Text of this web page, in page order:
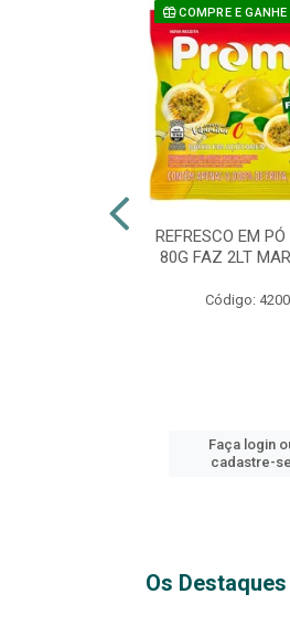
COMPRE E GANHE
REFRESCO EM
80G FAZ 2LT
Código:
Faça login
cadastre-se
Os